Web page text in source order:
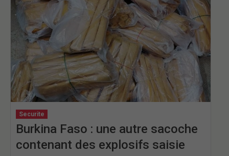
Securite
Burkina Faso : une autre sacoche
contenant des explosifs saisie